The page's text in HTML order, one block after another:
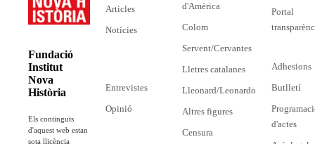
Fundació
Institut
Nova
Història
Els continguts
d'aquest web estan
sota llicència
Articles
Notícies
Entrevistes
Opinió
d'Amèrica
Colom
Servent/Cervantes
Lletres catalanes
Lleonard/Leonardo
Altres figures
Censura
Portal
Adhesions
Butlletí
d'actes